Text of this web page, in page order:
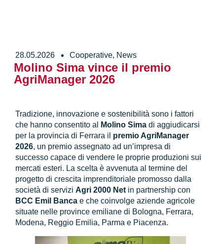
28.05.2026 Cooperative, News
Molino Sima vince il premio
AgriManager 2026
Tradizione, innovazione e sostenibilità sono i fattori
che hanno consentito al
Molino Simadi aggiudicarsi
per la provincia di Ferrara il premio AgriManager
2026, un premio assegnato ad un’impresa di
successo capace di vendere le proprie produzioni sui
mercati esteri. La scelta è avvenuta al termine del
progetto di crescita imprenditoriale promosso dalla
società di serviziAgri 2000 Net in partnership con
BCC Emil Banca e che coinvolge aziende agricole
situate nelle province emiliane di Bologna, Ferrara,
Modena, Reggio Emilia, Parma e Piacenza.